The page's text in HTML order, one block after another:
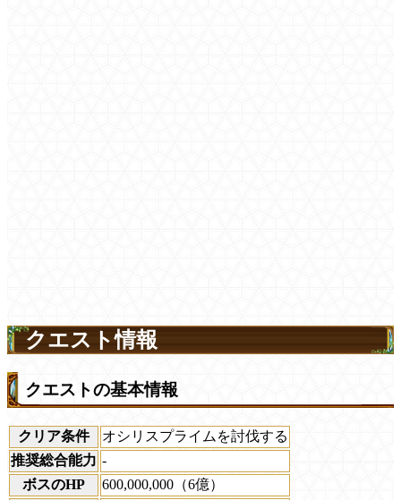
クエスト情報
クエストの基本情報
クリア条件
オシリスプライムを討伐する
推奨総合能力 -
ボスのHP
600,000,000（6億）